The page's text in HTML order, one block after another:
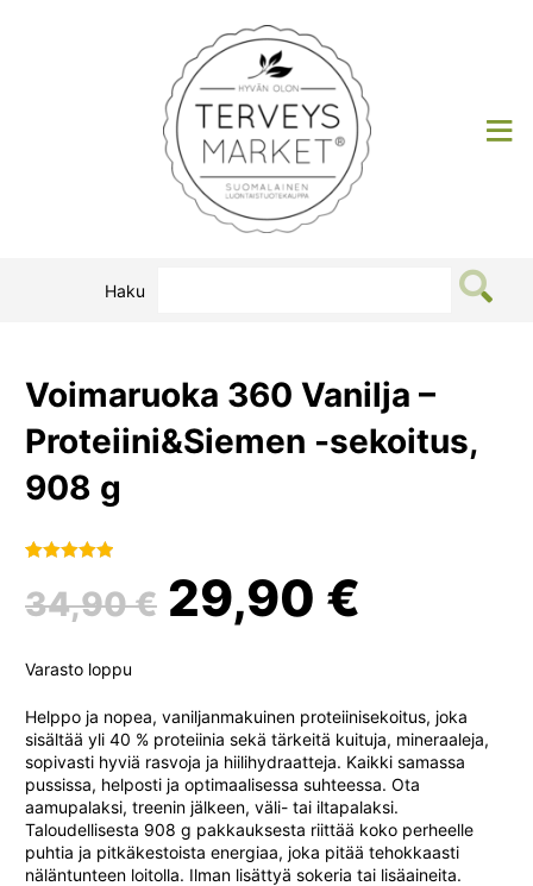
Terveysmarket
Haku
Voimaruoka 360 Vanilja –
Proteiini&Siemen -sekoitus,
908 g
5:stä
perustuen
arvotukseen.
34,90€ Alkuperäinen
oli:
34,90 €.
29,90 €
on:
29,90
Varasto loppu
Helppo ja nopea, vaniljanmakuinen proteiinisekoitus, joka
sisältää yli 40 % proteiinia sekä tärkeitä kuituja, mineraaleja,
sopivasti hyviä rasvoja ja hiilihydraatteja. Kaikki samassa
pussissa, helposti ja optimaalisessa suhteessa. Ota
aamupalaksi, treenin jälkeen, väli- tai iltapalaksi.
Taloudellisesta 908 g pakkauksesta riittää koko perheelle
puhtia ja pitkäkestoista energiaa, joka pitää tehokkaasti
näläntunteen loitolla. Ilman lisättyä sokeria tai lisäaineita.